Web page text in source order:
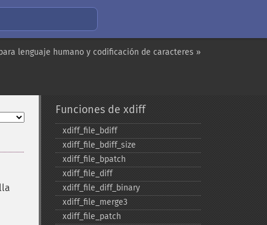
lenguaje humano y codificación de caracteres »
Funciones de xdiff
xdiff_​file_​bdiff
xdiff_​file_​bdiff_​size
xdiff_​file_​bpatch
xdiff_​file_​diff
xdiff_​file_​diff_​binary
xdiff_​file_​merge3
xdiff_​file_​patch